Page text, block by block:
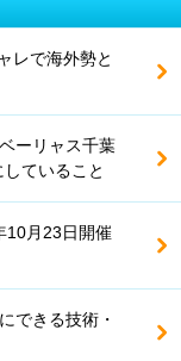
レで海外勢と
ーリャス千葉
ていること
月23日開催
できる技術・